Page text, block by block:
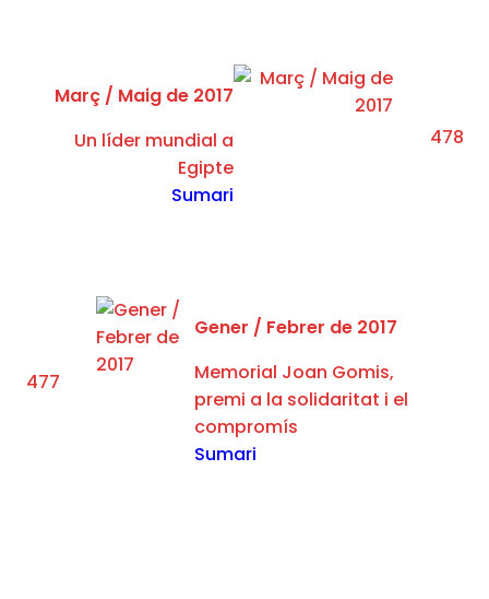
478
Març / Maig de 2017
Un líder mundial a
Egipte
Sumari
477
Gener / ​Febrer de 2017
Memorial Joan Gomis,
premi a la solidaritat i el
compromís
Sumari